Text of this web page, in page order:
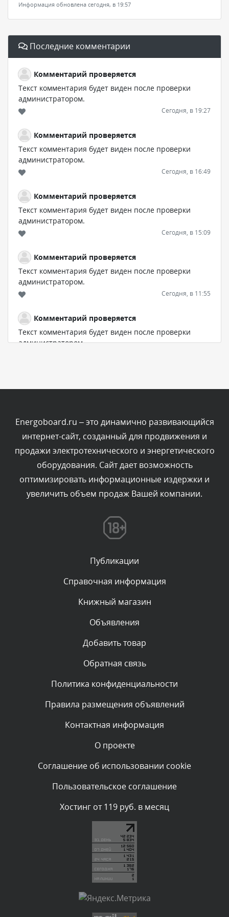
Информация обновлена сегодня, в 19:57
Последние комментарии
Комментарий проверяется
Текст комментария будет виден после проверки
администратором.
Сегодня, в 19:27
Комментарий проверяется
Текст комментария будет виден после проверки
администратором.
Сегодня, в 16:49
Комментарий проверяется
Текст комментария будет виден после проверки
администратором.
Сегодня, в 15:09
Комментарий проверяется
Текст комментария будет виден после проверки
администратором.
Сегодня, в 11:55
Комментарий проверяется
Текст комментария будет виден после проверки
администратором.
Комментарий проверяется
Текст комментария будет виден после проверки
администратором.
Сегодня, в 11:20
Комментарий проверяется
Текст комментария будет виден после проверки
Комментарий проверяется
Текст комментария будет виден после проверки
администратором.
Комментарий проверяется
Текст комментария будет виден после проверки
администратором.
Комментарий проверяется
администратором.
Комментарий проверяется
администратором.
Комментарий проверяется
Текст комментария будет виден после проверки
Комментарий проверяется
Текст комментария будет виден после проверки
администратором.
Energoboard.ru – это динамично развивающийся
интернет-сайт, созданный для продвижения и
продажи электротехнического и энергетического
оборудования. Сайт дает возможность
оптимизировать информационные издержки и
увеличить объем продаж Вашей компании.
Публикации
Справочная информация
Книжный магазин
Объявления
Добавить товар
Обратная связь
Политика конфиденциальности
Правила размещения объявлений
Контактная информация
О проекте
Соглашение об использовании cookie
Пользовательское соглашение
Хостинг от 119 руб. в месяц